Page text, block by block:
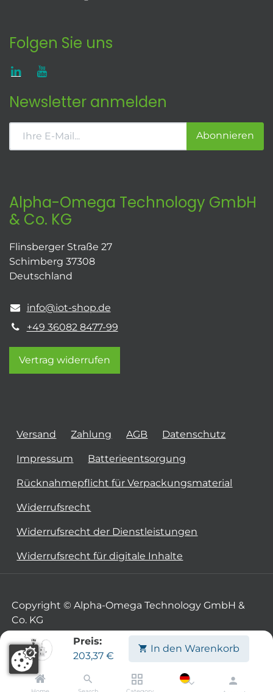
Preis:
203,37€
In den Warenkorb
Folgen Sie uns
Newsletter anmelden
Abonnieren
Alpha-Omega Technology GmbH
& Co. KG
Flinsberger Straße 27
Schimberg 37308
Deutschland
info@iot-shop.de
+49 36082 8477-99
Vertrag widerrufen
Versand Zahlung AGB Datenschutz
Impressum Batterieentsorgung
Rücknahmepflicht für Verpackungsmaterial
Widerrufsrecht
Widerrufsrecht der Dienstleistungen
Widerrufsrecht für digitale Inhalte
Copyright © Alpha-Omega Technology GmbH &
Co. KG